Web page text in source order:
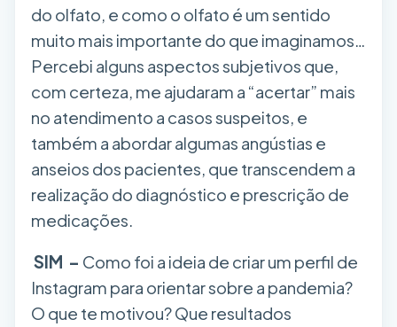
do olfato, e como o olfato é um sentido
muito mais importante do que imaginamos…
Percebi alguns aspectos subjetivos que,
com certeza, me ajudaram a “acertar” mais
no atendimento a casos suspeitos, e
também a abordar algumas angústias e
anseios dos pacientes, que transcendem a
realização do diagnóstico e prescrição de
medicações.
SIM – Como foi a ideia de criar um perfil de
Instagram para orientar sobre a pandemia?
O que te motivou? Que resultados